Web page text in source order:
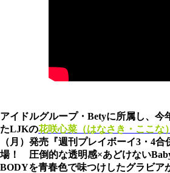
アイドルグループ・Betyに所属し、今
たLJKの花咲心菜（はなさき・ここな）
（月）発売『週刊プレイボーイ3・4
場！ 圧倒的な透明感×あどけない
BODYを青春色で味つけしたグラビア